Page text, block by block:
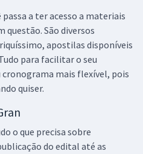
a ter acesso a materiais
questão. São diversos
apostilas disponíveis
para facilitar o seu
mais flexível, pois
quiser.
o que precisa sobre
do edital até as